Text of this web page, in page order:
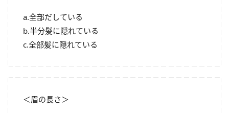
a.全部だしている
b.半分髪に隠れている
c.全部髪に隠れている
＜眉の長さ＞